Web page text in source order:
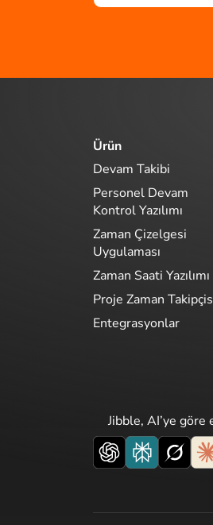
Ürün
Devam Takibi
Personel Devam
Kontrol Yazılımı
Zaman Çizelgesi
Uygulaması
Zaman Saati Yazılımı
Proje Zaman
Entegrasyonlar
Jibble, AI’ye göre